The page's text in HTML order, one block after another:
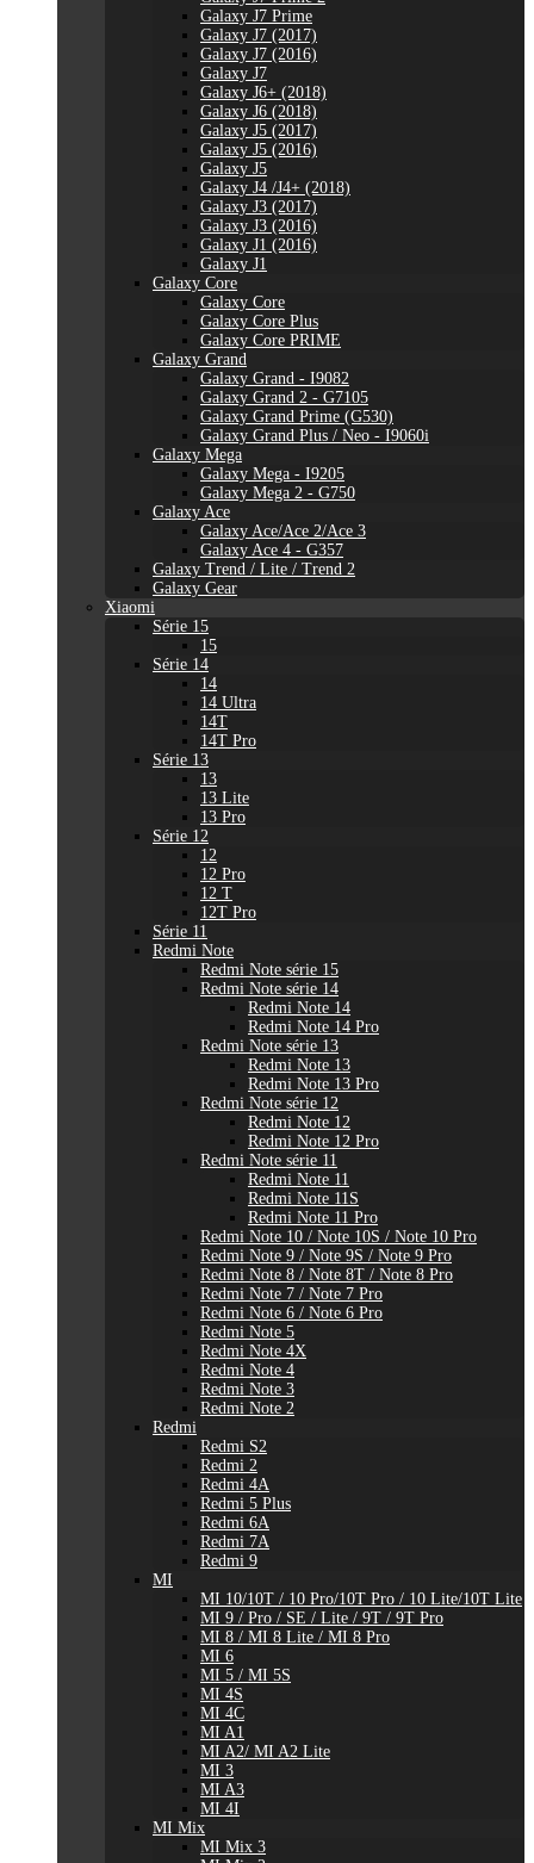
Galaxy J7 Prime
Galaxy J7 (2017)
Galaxy J7 (2016)
Galaxy J7
Galaxy J6+ (2018)
Galaxy J6 (2018)
Galaxy J5 (2017)
Galaxy J5 (2016)
Galaxy J5
Galaxy J4 /J4+ (2018)
Galaxy J3 (2017)
Galaxy J3 (2016)
Galaxy J1 (2016)
Galaxy J1
Galaxy Core
Galaxy Core
Galaxy Core Plus
Galaxy Core PRIME
Galaxy Grand
Galaxy Grand - I9082
Galaxy Grand 2 - G7105
Galaxy Grand Prime (G530)
Galaxy Grand Plus / Neo - I9060i
Galaxy Mega
Galaxy Mega - I9205
Galaxy Mega 2 - G750
Galaxy Ace
Galaxy Ace/Ace 2/Ace 3
Galaxy Ace 4 - G357
Galaxy Trend / Lite / Trend 2
Galaxy Gear
Xiaomi
Série 15
15
Série 14
14
14 Ultra
14T
14T Pro
Série 13
13
13 Lite
13 Pro
Série 12
12
12 Pro
12 T
12T Pro
Série 11
Redmi Note
Redmi Note série 15
Redmi Note série 14
Redmi Note 14
Redmi Note 14 Pro
Redmi Note série 13
Redmi Note 13
Redmi Note 13 Pro
Redmi Note série 12
Redmi Note 12
Redmi Note 12 Pro
Redmi Note série 11
Redmi Note 11
Redmi Note 11S
Redmi Note 11 Pro
Redmi Note 10 / Note 10S / Note 10 Pro
Redmi Note 9 / Note 9S / Note 9 Pro
Redmi Note 8 / Note 8T / Note 8 Pro
Redmi Note 7 / Note 7 Pro
Redmi Note 6 / Note 6 Pro
Redmi Note 5
Redmi Note 4X
Redmi Note 4
Redmi Note 3
Redmi Note 2
Redmi
Redmi S2
Redmi 2
Redmi 4A
Redmi 5 Plus
Redmi 6A
Redmi 7A
Redmi 9
MI
MI 10/10T / 10 Pro/10T Pro / 10 Lite/10T Lite
MI 9 / Pro / SE / Lite / 9T / 9T Pro
MI 8 / MI 8 Lite / MI 8 Pro
MI 6
MI 5 / MI 5S
MI 4S
MI 4C
MI A1
MI A2/ MI A2 Lite
MI 3
MI A3
MI 4I
MI Mix
MI Mix 3